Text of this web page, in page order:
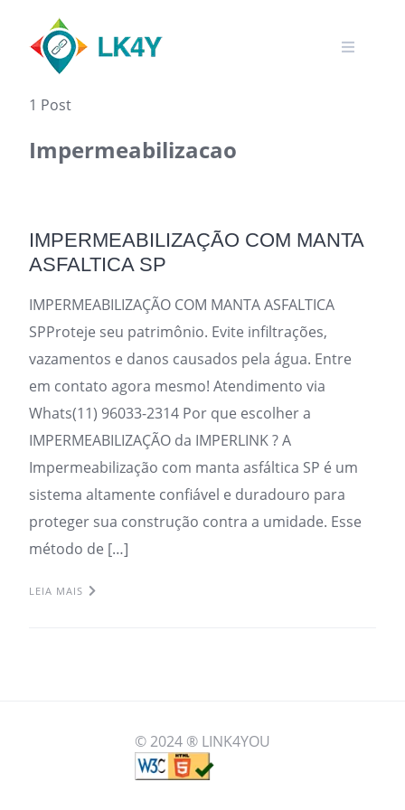
content
1 Post
Impermeabilizacao
IMPERMEABILIZAÇÃO COM MANTA
ASFALTICA SP
IMPERMEABILIZAÇÃO COM MANTA ASFALTICA
SPProteje seu patrimônio. Evite infiltrações,
vazamentos e danos causados pela água. Entre
em contato agora mesmo! Atendimento via
Whats(11) 96033-2314 Por que escolher a
IMPERMEABILIZAÇÃO da IMPERLINK ? A
Impermeabilização com manta asfáltica SP é um
sistema altamente confiável e duradouro para
proteger sua construção contra a umidade. Esse
método de […]
LEIA MAIS
© 2024 ® LINK4YOU